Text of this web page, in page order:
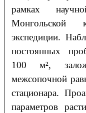
рамках
Монгольской
экспедиции.
постоянных
100 м²,
межсопочной
стационара.
параметров